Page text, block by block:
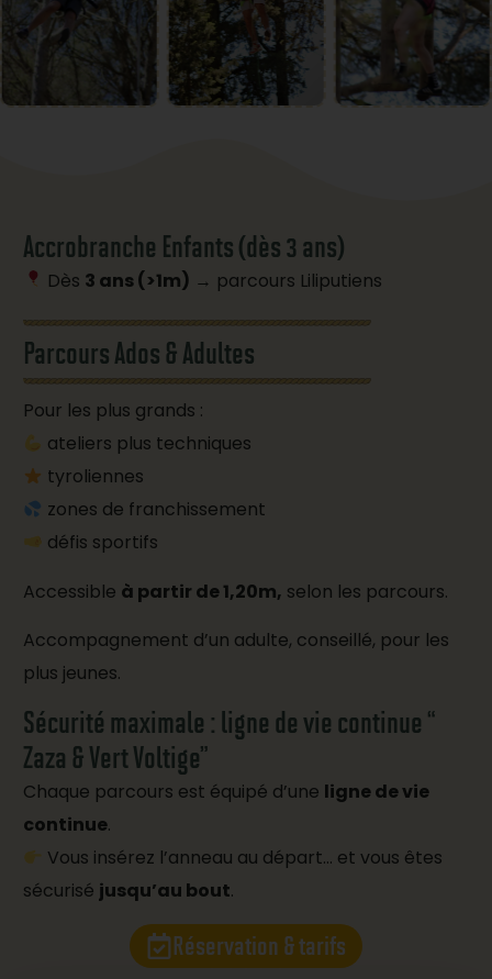
Accrobranche Enfants (dès 3 ans)
Dès 3 ans (>1m) → parcours Liliputiens
Parcours Ados & Adultes
Pour les plus grands :
ateliers plus techniques
tyroliennes
zones de franchissement
défis sportifs
Accessible à partir de 1,20m, selon les parcours.
Accompagnement d’un adulte, conseillé, pour les
plus jeunes.
Sécurité maximale : ligne de vie continue “
Zaza & Vert Voltige”
Chaque parcours est équipé d’une ligne de vie
continue.
Vous insérez l’anneau au départ… et vous êtes
sécurisé jusqu’au bout.
Réservation & tarifs